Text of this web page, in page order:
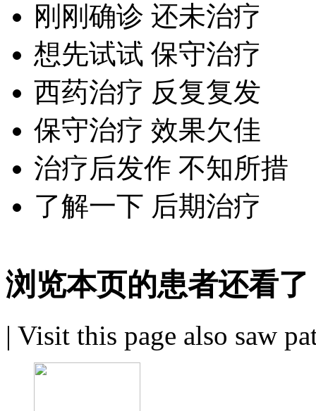
刚刚确诊 还未治疗
想先试试 保守治疗
西药治疗 反复复发
保守治疗 效果欠佳
治疗后发作 不知所措
了解一下 后期治疗
浏览本页的患者还看了
| Visit this page also saw